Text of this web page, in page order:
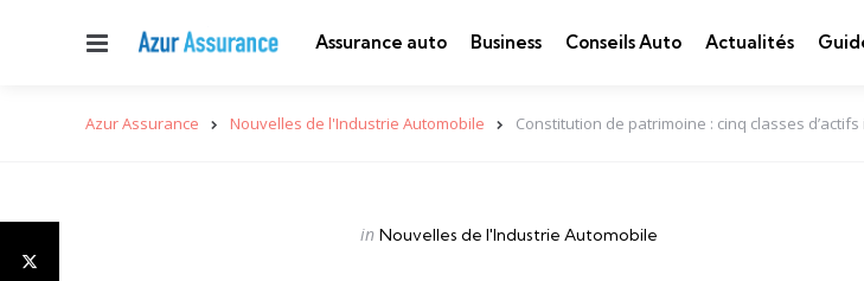
Menu Assurance auto Business Conseils Auto Actualités
Azur Assurance Nouvelles de l'Industrie Automobile Constitution de patrimoine : cinq classes
Categories
Posted
in Nouvelles de l'Industrie Automobile